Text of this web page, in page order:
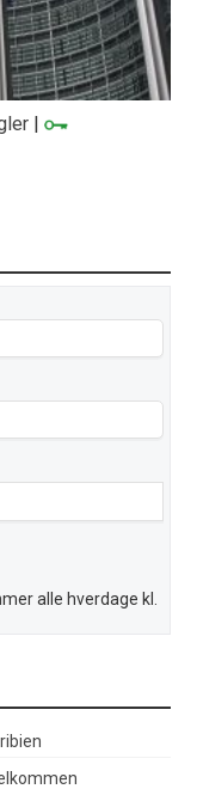
|
alle hverdage kl.